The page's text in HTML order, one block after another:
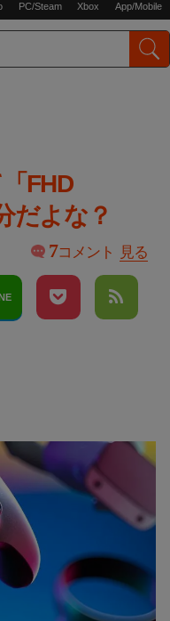
PC/Steam Xbox App/Mobile
FHD
だよな？
7コメント 見る